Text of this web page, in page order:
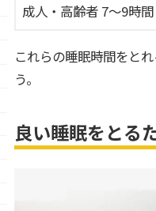
成人・高齢者 7～9時間
これらの睡眠時間をと
う。
良い睡眠をとる